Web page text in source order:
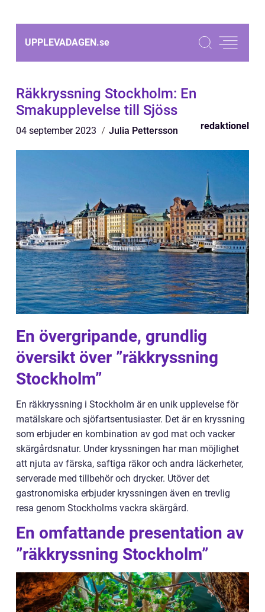
UPPLEVADAGEN.se
Räkkryssning Stockholm: En
Smakupplevelse till Sjöss
04 september 2023 Julia Pettersson redaktionel
En övergripande, grundlig
översikt över ”räkkryssning
Stockholm”
En räkkryssning i Stockholm är en unik upplevelse för
matälskare och sjöfartsentusiaster. Det är en kryssning
som erbjuder en kombination av god mat och vacker
skärgårdsnatur. Under kryssningen har man möjlighet
att njuta av färska, saftiga räkor och andra läckerheter,
serverade med tillbehör och drycker. Utöver det
gastronomiska erbjuder kryssningen även en trevlig
resa genom Stockholms vackra skärgård.
En omfattande presentation av
”räkkryssning Stockholm”